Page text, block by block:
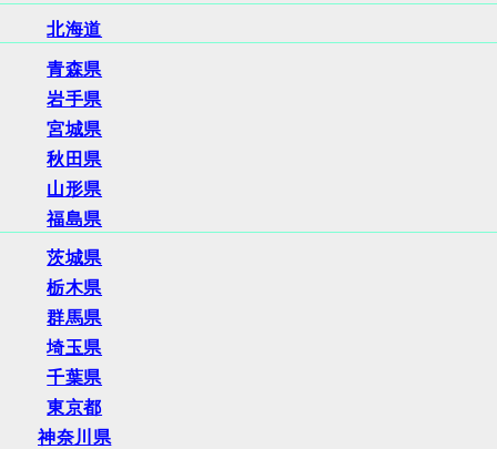
北海道
青森県
岩手県
宮城県
秋田県
山形県
福島県
茨城県
栃木県
群馬県
埼玉県
千葉県
東京都
神奈川県